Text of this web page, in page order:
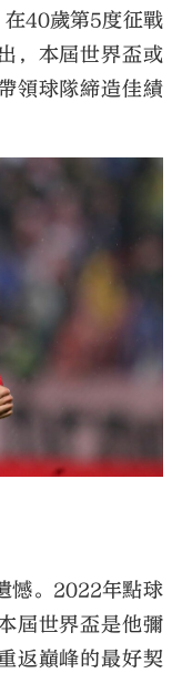
在40歲第5度征戰
，本屆世界盃或
領球隊締造佳績
憾。2022年點球
屆世界盃是他彌
返巔峰的最好契